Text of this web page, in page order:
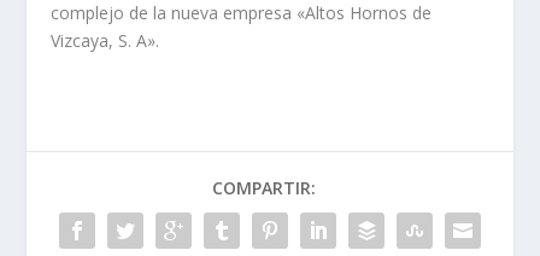
complejo de la nueva empresa «Altos Hornos de
Vizcaya, S. A».
COMPARTIR: